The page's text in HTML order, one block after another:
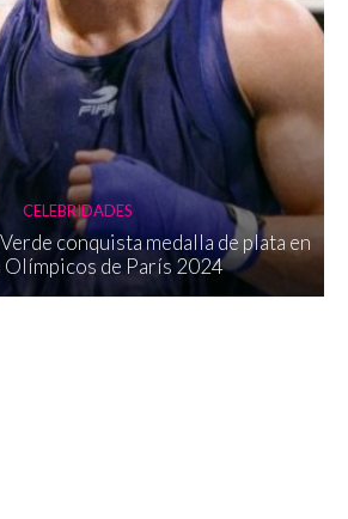
CELEBRIDADES
conquista medalla de plata en
Olímpicos de París 2024